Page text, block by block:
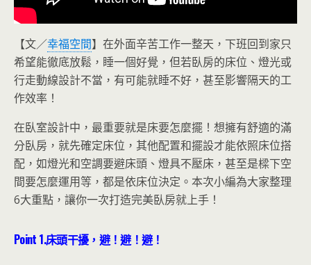
【文／幸福空間】在外面辛苦工作一整天，下班回到家只
希望能徹底放鬆，睡一個好覺，但若臥房的床位、燈光或
行走動線設計不當，有可能就睡不好，甚至影響隔天的工
作效率！
在臥室設計中，最重要就是床要怎麼擺！想擁有舒適的滿
分臥房，就先確定床位，其他配置和擺設才能依照床位搭
配，如燈光和空調要避床頭、燈具不壓床，甚至是樑下空
間要怎麼運用等，都是依床位決定。本次小編為大家整理
6大重點，讓你一次打造完美臥房就上手！
Point 1.床頭干擾，避！避！避！